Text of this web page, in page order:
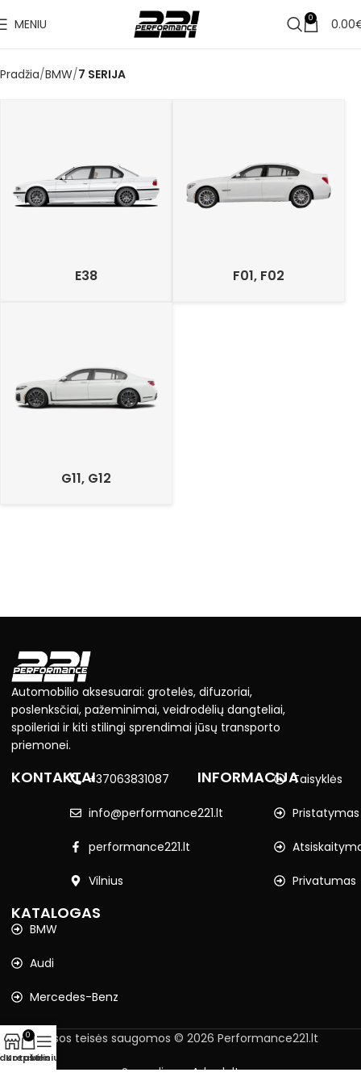
MENIU 0 0.00
Pradžia BMW 7 SERIJA
E38 F01, F02
G11, G12
Automobilio aksesuarai: grotelės, difuzoriai,
poslenksčiai, pažeminimai, veidrodėlių dangteliai,
spoileriai ir kiti stilingi sprendimai jūsų transporto
priemonei.
KONTAKTAI+37063831087
info@performance221.lt
performance221.lt
Vilnius
INFORMACIJATaisyklės
Pristatymas
Privatumas
KATALOGAS
BMW
Audi
Mercedes-Benz
Visos teisės saugomos © 2026 Performance221.lt
SprendimasAdweb.lt
0
Krepšelis
Meniu